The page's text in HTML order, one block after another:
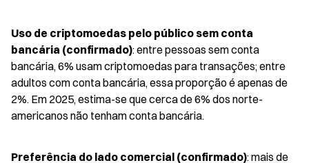
Uso de criptomoedas pelo público sem conta
bancária (confirmado): entre pessoas sem conta
bancária, 6% usam criptomoedas para transações; entre
adultos com conta bancária, essa proporção é apenas de
2%. Em 2025, estima-se que cerca de 6% dos norte-
americanos não tenham conta bancária.
Preferência do lado comercial (confirmado): mais de